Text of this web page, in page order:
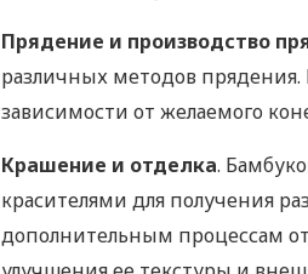
Прядение и производство
различных методов
зависимости от желаемого
Крашение и отделка.
красителями для получения
дополнительным процессам